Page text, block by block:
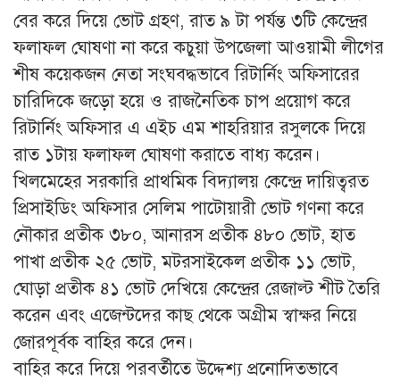
বের করে দিয়ে ভোট গ্রহণ, রাত ৯ টা পর্যন্ত ৩টি কেন্দ্রের
ফলাফল ঘোষণা না করে কচুয়া উপজেলা আওয়ামী লীগের
শীষ কয়েকজন নেতা সংঘবদ্ধভাবে রিটার্নিং অফিসারের
চারিদিকে জড়ো হয়ে ও রাজনৈতিক চাপ প্রয়োগ করে
রিটার্নিং অফিসার এ এইচ এম শাহরিয়ার রসুলকে দিয়ে
রাত ১টায় ফলাফল ঘোষণা করাতে বাধ্য করেন।
খিলমেহের সরকারি প্রাথমিক বিদ্যালয় কেন্দ্রে দায়িত্বরত
প্রিসাইডিং অফিসার সেলিম পাটোয়ারী ভোট গণনা করে
নৌকার প্রতীক ৩৮০, আনারস প্রতীক ৪৮০ ভোট, হাত
পাখা প্রতীক ২৫ ভোট, মটরসাইকেল প্রতীক ১১ ভোট,
ঘোড়া প্রতীক ৪১ ভোট দেখিয়ে কেন্দ্রের রেজাল্ট শীট তৈরি
করেন এবং এজেন্টদের কাছ থেকে অগ্রীম স্বাক্ষর নিয়ে
জোরপূর্বক বাহির করে দেন।
বাহির করে দিয়ে পরবর্তীতে উদ্দেশ্য প্রনোদিতভাবে